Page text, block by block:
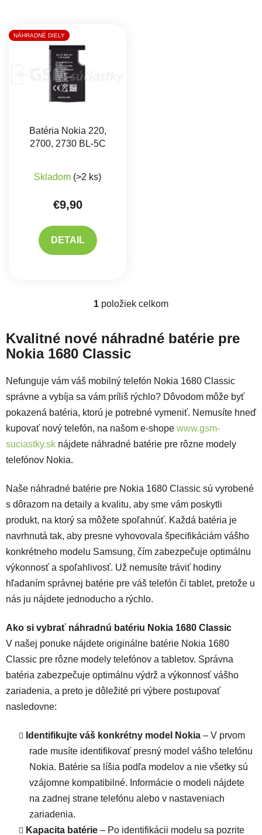
Výpis produktov
NÁHRADNÉ DIELY
Batéria Nokia 220,
2700, 2730 BL-5C
Skladom (>2 ks)
€9,90
DETAIL
Ovládacie prvky výpisu
1 položiek celkom
Kvalitné nové náhradné batérie pre
Nokia 1680 Classic
Nefunguje vám váš mobilný telefón Nokia 1680 Classic
správne a vybíja sa vám príliš rýchlo? Dôvodom môže byť
pokazená batéria, ktorú je potrebné vymeniť. Nemusíte hneď
kupovať nový telefón, na našom e-shope www.gsm-
suciastky.sk nájdete náhradné batérie pre rôzne modely
telefónov Nokia.
Naše náhradné batérie pre Nokia 1680 Classic sú vyrobené
s dôrazom na detaily a kvalitu, aby sme vám poskytli
produkt, na ktorý sa môžete spoľahnúť. Každá batéria je
navrhnutá tak, aby presne vyhovovala špecifikáciám vášho
konkrétneho modelu Samsung, čím zabezpečuje optimálnu
výkonnosť a spoľahlivosť. Už nemusíte tráviť hodiny
hľadaním správnej batérie pre váš telefón či tablet, pretože u
nás ju nájdete jednoducho a rýchlo.
Ako si vybrať náhradnú batériu Nokia 1680 Classic
V našej ponuke nájdete originálne batérie Nokia 1680
Classic pre rôzne modely telefónov a tabletov. Správna
batéria zabezpečuje optimálnu výdrž a výkonnosť vášho
zariadenia, a preto je dôležité pri výbere postupovať
nasledovne:
Identifikujte váš konkrétny model Nokia – V prvom
rade musíte identifikovať presný model vášho telefónu
Nokia. Batérie sa líšia podľa modelov a nie všetky sú
vzájomne kompatibilné. Informácie o modeli nájdete
na zadnej strane telefónu alebo v nastaveniach
zariadenia.
Kapacita batérie – Po identifikácii modelu sa pozrite